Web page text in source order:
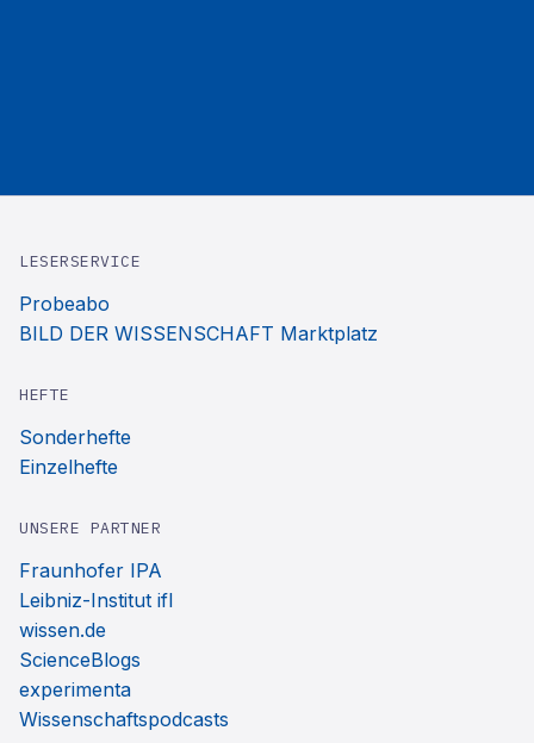
LESERSERVICE
Probeabo
BILD DER WISSENSCHAFT Marktplatz
HEFTE
Sonderhefte
Einzelhefte
UNSERE PARTNER
Fraunhofer IPA
Leibniz-Institut ifl
wissen.de
ScienceBlogs
experimenta
Wissenschaftspodcasts